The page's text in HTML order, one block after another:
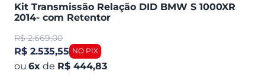
Kit Transmissão Relação DID BMW S 1000XR
2014- com Retentor
R$ 2.669,00
R$ 2.535,55
6x de R$ 444,83